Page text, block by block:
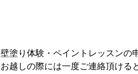
壁塗り体験・ペイントレッスンの
お越しの際には一度ご連絡頂ける